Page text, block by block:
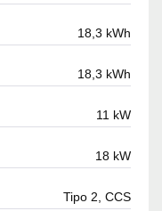
18,3 kWh
18,3 kWh
11 kW
18 kW
Tipo 2, CCS